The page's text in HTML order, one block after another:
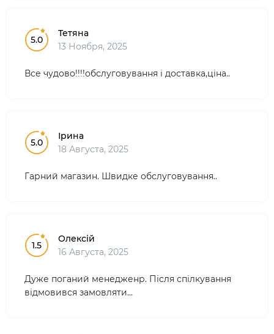
5.0
Тетяна
13 Ноября, 2025
Все чудово!!!!обслуговування і доставка,ціна..
5.0
Ірина
18 Августа, 2025
Гарний магазин. Швидке обслуговування..
1.5
Олексій
16 Августа, 2025
Дуже поганий менедженр. Після спілкування
відмовився замовляти...